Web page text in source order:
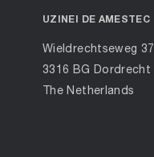
UZINEI DE AMESTEC
Wieldrechtseweg 37
3316 BG Dordrecht
The Netherlands